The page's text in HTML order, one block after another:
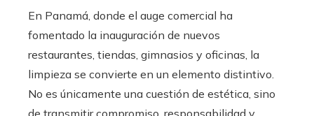
En Panamá, donde el auge comercial ha
fomentado la inauguración de nuevos
restaurantes, tiendas, gimnasios y oficinas, la
limpieza se convierte en un elemento distintivo.
No es únicamente una cuestión de estética, sino
de transmitir compromiso, responsabilidad y